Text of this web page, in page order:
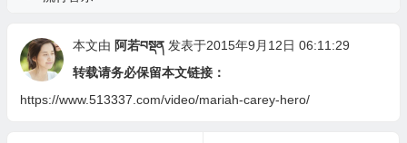
本文由 阿若བསྡན 发表于2015年9月12日 06:11:29
转载请务必保留本文链接：
https://www.513337.com/video/mariah-carey-hero/